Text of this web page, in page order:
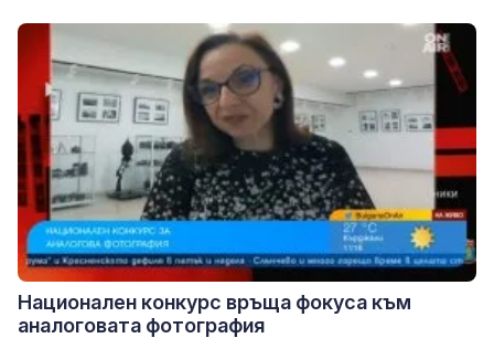
Национален конкурс връща фокуса към
аналоговата фотография